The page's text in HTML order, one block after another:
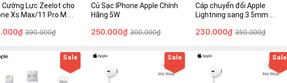
Cường Lực Zeelot cho
Xs Max/11 Pro Max
390.000₫
hàng Mua Ngay
Củ Sạc IPhone Apple Chính
Hãng 5W
250.000₫ 300.000₫
300.000₫
Giỏ hàng Mua Ngay
Cáp chuyển đổi Apple
Lightning sang 3.5mm
230.000₫ 350.000₫
350.000₫
Giỏ hàng Mua Ngay
Sale Sale Sale